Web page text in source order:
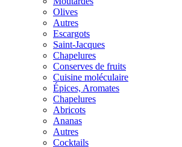
Olives
Autres
Escargots
Saint-Jacques
Chapelures
Conserves de fruits
Cuisine moléculaire
Épices, Aromates
Chapelures
Abricots
Ananas
Autres
Cocktails